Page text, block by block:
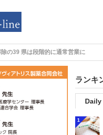
の39 県は段階的に通常営業に
ランキ
Daily
1